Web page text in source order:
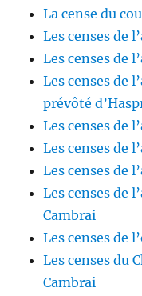
La cense du
Les censes de
Les censes de
Les censes de
prévôté
Les censes de
Les censes de
Les censes de
Les censes de
Cambrai
Les censes de
Les censes du
Cambrai